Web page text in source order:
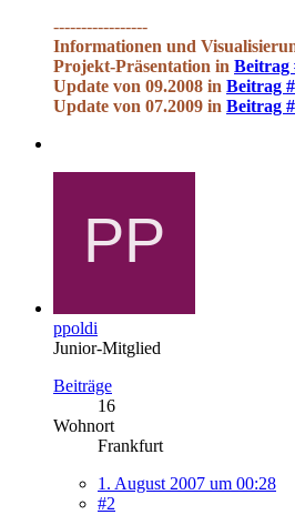
-----------------
Informationen und
Projekt-Präsentation in Beitrag
Update von 09.2008 in Beitrag
Update von 07.2009 in Beitrag
ppoldi
Junior-Mitglied
Beiträge
16
Wohnort
Frankfurt
1. August 2007 um 00:28
#2